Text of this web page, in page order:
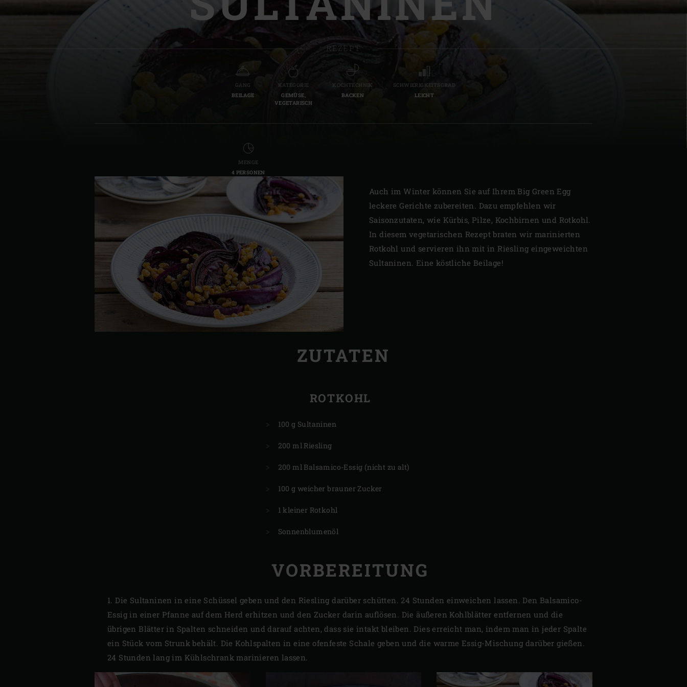
Denmark | Danmark
Estonia | Eesti
Greece | Ελλάδα
Slovenia | Slovenija
Spain | España
Switzerland (French) | Schweiz (Français)
Turkey | Türkiye
REZEPT
GANG
BEILAGE
KATEGORIE
GEMÜSE,
VEGETARISCH
KOCHTECHNIK
BACKEN
SCHWIERIGKEITSGRAD
LEICHT
MENGE
4 PERSONEN
Auch im Winter können Sie auf Ihrem Big Green Egg
leckere Gerichte zubereiten. Dazu empfehlen wir
Saisonzutaten, wie Kürbis, Pilze, Kochbirnen und Rotkohl.
In diesem vegetarischen Rezept braten wir marinierten
Rotkohl und servieren ihn mit in Riesling eingeweichten
Sultaninen. Eine köstliche Beilage!
ZUTATEN
ROTKOHL
100 g Sultaninen
200 ml Riesling
200 ml Balsamico-Essig (nicht zu alt)
100 g weicher brauner Zucker
1 kleiner Rotkohl
Sonnenblumenöl
VORBEREITUNG
1. Die Sultaninen in eine Schüssel geben und den Riesling darüber schütten. 24 Stunden einweichen lassen. Den Balsamico-
Essig in einer Pfanne auf dem Herd erhitzen und den Zucker darin auflösen. Die äußeren Kohlblätter entfernen und die
übrigen Blätter in Spalten schneiden und darauf achten, dass sie intakt bleiben. Dies erreicht man, indem man in jeder Spalte
ein Stück vom Strunk behält. Die Kohlspalten in eine ofenfeste Schale geben und die warme Essig-Mischung darüber gießen.
24 Stunden lang im Kühlschrank marinieren lassen.